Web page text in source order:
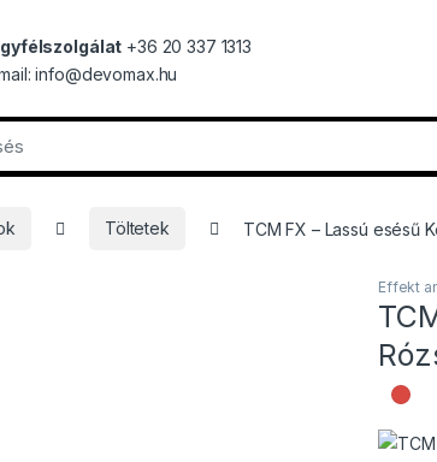
+36 20 337 1313
info@devomax.hu
Töltetek TCM FX – Lassú esésű
Effekt